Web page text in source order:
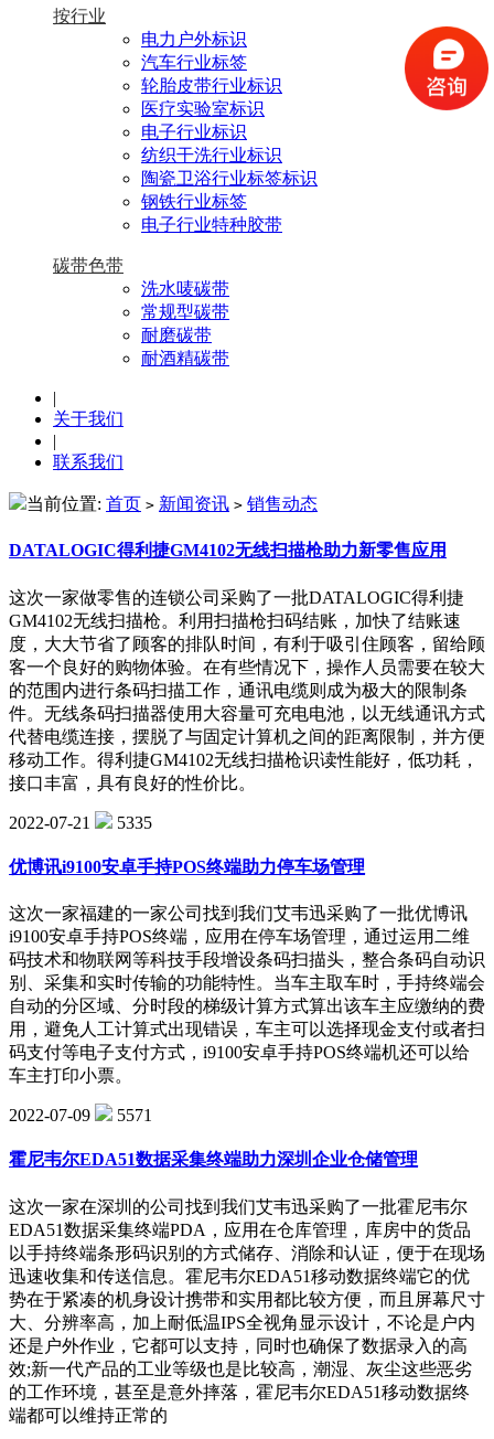
按行业
电力户外标识
汽车行业标签
轮胎皮带行业标识
医疗实验室标识
电子行业标识
纺织干洗行业标识
陶瓷卫浴行业标签标识
钢铁行业标签
电子行业特种胶带
碳带色带
洗水唛碳带
常规型碳带
耐磨碳带
耐酒精碳带
|
关于我们
|
联系我们
当前位置: 首页 > 新闻资讯 > 销售动态
DATALOGIC得利捷GM4102无线扫描枪助力新零售应用
这次一家做零售的连锁公司采购了一批DATALOGIC得利捷
GM4102无线扫描枪。利用扫描枪扫码结账，加快了结账速
度，大大节省了顾客的排队时间，有利于吸引住顾客，留给顾
客一个良好的购物体验。在有些情况下，操作人员需要在较大
的范围内进行条码扫描工作，通讯电缆则成为极大的限制条
件。无线条码扫描器使用大容量可充电电池，以无线通讯方式
代替电缆连接，摆脱了与固定计算机之间的距离限制，并方便
移动工作。得利捷GM4102无线扫描枪识读性能好，低功耗，
接口丰富，具有良好的性价比。
2022-07-21 5335
优博讯i9100安卓手持POS终端助力停车场管理
这次一家福建的一家公司找到我们艾韦迅采购了一批优博讯
i9100安卓手持POS终端，应用在停车场管理，通过运用二维
码技术和物联网等科技手段增设条码扫描头，整合条码自动识
别、采集和实时传输的功能特性。当车主取车时，手持终端会
自动的分区域、分时段的梯级计算方式算出该车主应缴纳的费
用，避免人工计算式出现错误，车主可以选择现金支付或者扫
码支付等电子支付方式，i9100安卓手持POS终端机还可以给
车主打印小票。
2022-07-09 5571
霍尼韦尔EDA51数据采集终端助力深圳企业仓储管理
这次一家在深圳的公司找到我们艾韦迅采购了一批霍尼韦尔
EDA51数据采集终端PDA，应用在仓库管理，库房中的货品
以手持终端条形码识别的方式储存、消除和认证，便于在现场
迅速收集和传送信息。霍尼韦尔EDA51移动数据终端它的优
势在于紧凑的机身设计携带和实用都比较方便，而且屏幕尺寸
大、分辨率高，加上耐低温IPS全视角显示设计，不论是户内
还是户外作业，它都可以支持，同时也确保了数据录入的高
效;新一代产品的工业等级也是比较高，潮湿、灰尘这些恶劣
的工作环境，甚至是意外摔落，霍尼韦尔EDA51移动数据终
端都可以维持正常的